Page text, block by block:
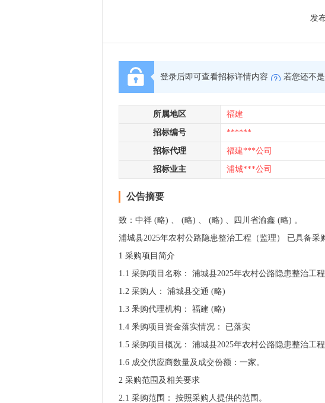
发
登录后即可查看招标详情内容 若您还不
所属地区 福建
招标编号 ******
招标代理 福建***公司
招标业主 浦城***公司
公告摘要
致：中祥 (略) 、 (略) 、 (略) 、四川省渝鑫 (略) 。
浦城县2025年农村公路隐患整治工程（监理） 已具备采
1 采购项目简介
1.1 采购项目名称： 浦城县2025年农村公路隐患整治工程
1.2 采购人： 浦城县交通 (略)
1.3 釆购代理机构： 福建 (略)
1.4 釆购项目资金落实情况： 已落实
1.5 采购项目概况： 浦城县2025年农村公路隐患整治工
1.6 成交供应商数量及成交份额：一家。
2 采购范围及相关要求
2.1 采购范围： 按照采购人提供的范围。